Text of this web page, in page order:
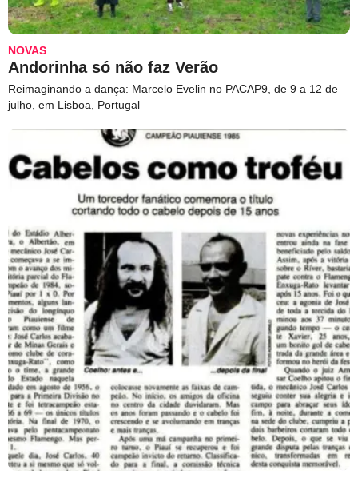
NOVAS
Andorinha só não faz Verão
Reimaginando a dança: Marcelo Evelin no PACAP9, de 9 a 12 de
julho, em Lisboa, Portugal